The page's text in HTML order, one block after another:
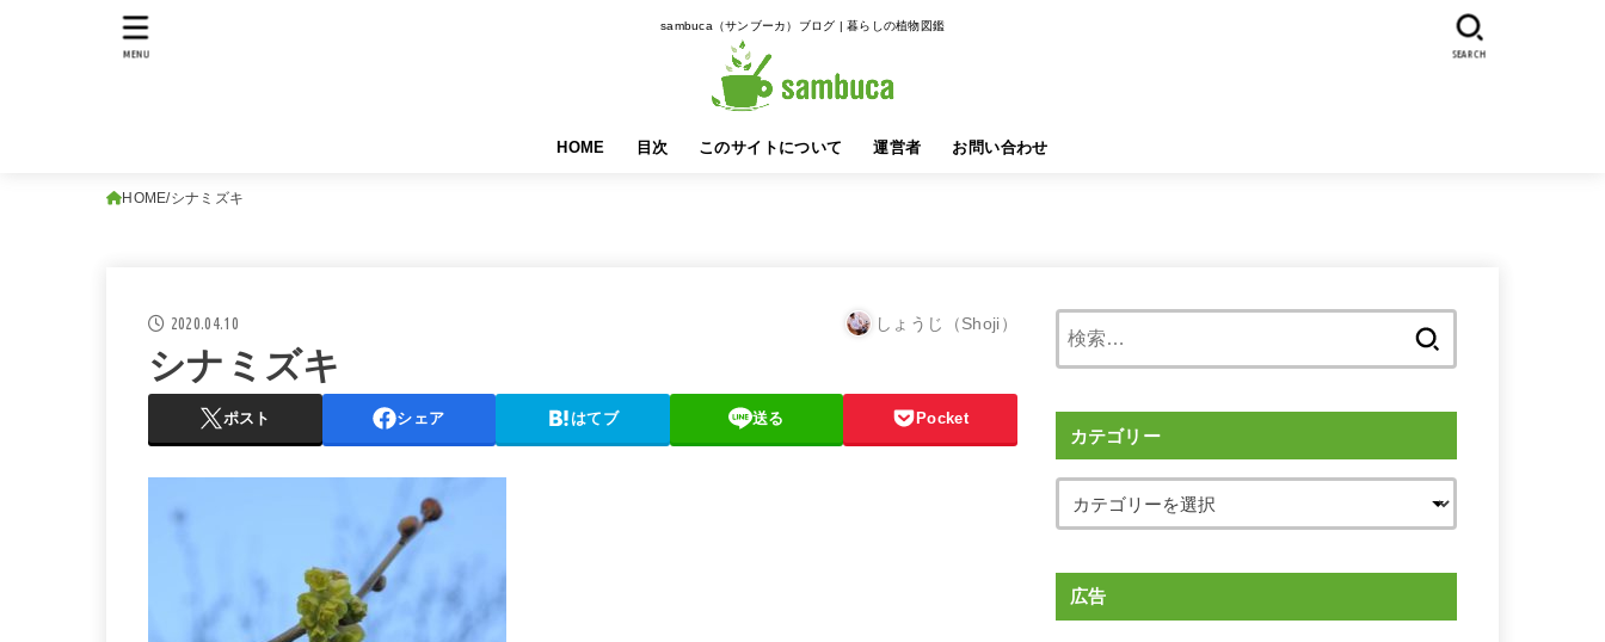
sambuca（サンブーカ）ブログ | 暮らしの植物図鑑
HOME 目次 このサイトについて 運営者 お問い合わせ
SEARCH
MENU
HOME シナミズキ
2020.04.10 しょうじ（Shoji）
シナミズキ
ポスト シェア はてブ 送る Pocket
カテゴリー
広告